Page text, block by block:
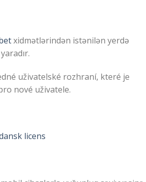
xidmətlərindən istənilən yerdə
uživatelské rozhraní, které je
nové uživatele.
licens